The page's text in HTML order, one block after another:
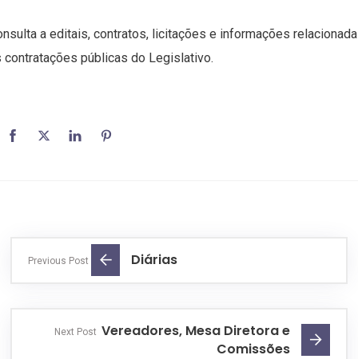
a editais, contratos, licitações e informações
contratações públicas do Legislativo.
Previous Post Diárias
Next Post Vereadores, Mesa Diretora e
Comissões